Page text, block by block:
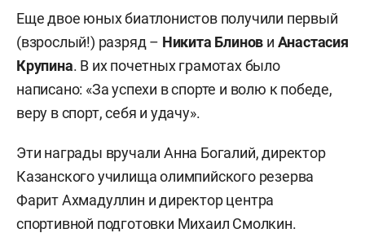
Еще двое юных биатлонистов получили первый
(взрослый!) разряд – Никита Блинов и Анастасия
Крупина. В их почетных грамотах было
написано: «За успехи в спорте и волю к победе,
веру в спорт, себя и удачу».
Эти награды вручали Анна Богалий, директор
Казанского училища олимпийского резерва
Фарит Ахмадуллин и директор центра
спортивной подготовки Михаил Смолкин.